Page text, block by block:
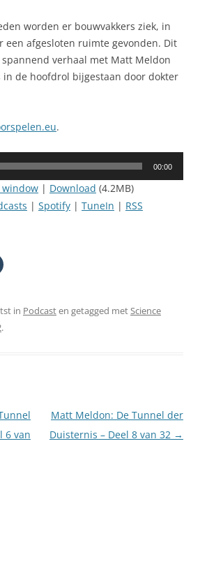
worden er bouwvakkers ziek, in
een afgesloten ruimte gevonden. Dit
verhaal met Matt Meldon
in de hoofdrol bijgestaan door dokter
.
00:00
window | Download (4.2MB)
| Spotify | TuneIn | RSS
in Podcasten getagged metScience
.
6 van
Matt Meldon: De Tunnel der
Duisternis – Deel 8 van 32 →